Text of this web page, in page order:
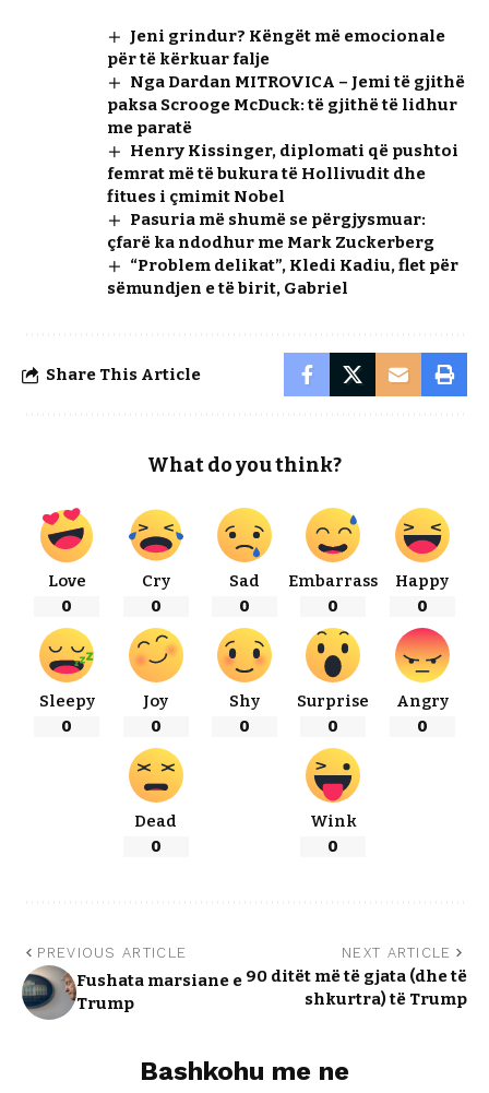
Jeni grindur? Këngët më emocionale
për të kërkuar falje
Nga Dardan MITROVICA – Jemi të gjithë
paksa Scrooge McDuck: të gjithë të lidhur
me paratë
Henry Kissinger, diplomati që pushtoi
femrat më të bukura të Hollivudit dhe
fitues i çmimit Nobel
Pasuria më shumë se përgjysmuar:
çfarë ka ndodhur me Mark Zuckerberg
“Problem delikat”, Kledi Kadiu, flet për
sëmundjen e të birit, Gabriel
Share This Article
What do you think?
Love
0
Cry
0
Sad
0
Embarrass
0
Happy
0
Sleepy
0
Joy
0
Shy
0
Surprise
0
Angry
0
Dead
0
Wink
0
PREVIOUS ARTICLE
Fushata marsiane e
Trump
NEXT ARTICLE
90 ditët më të gjata (dhe të
shkurtra) të Trump
Bashkohu me ne